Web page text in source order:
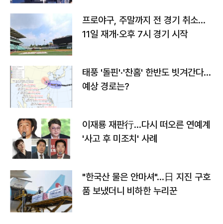
프로야구, 주말까지 전 경기 취소…
11일 재개·오후 7시 경기 시작
태풍 '돌핀'·'찬홈' 한반도 빗겨간다…
예상 경로는?
이재룡 재판行…다시 떠오른 연예계
'사고 후 미조치' 사례
"한국산 물은 안마셔"…日 지진 구호
품 보냈더니 비하한 누리꾼